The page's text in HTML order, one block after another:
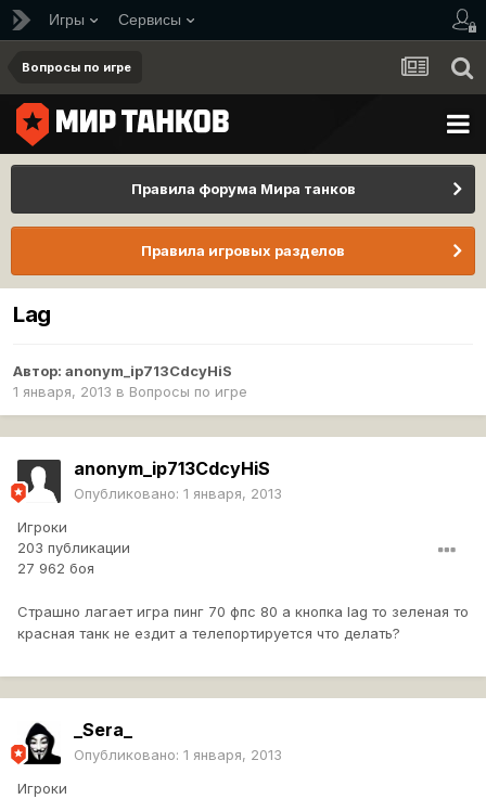
Игры Сервисы
Вопросы по игре
Правила форума Мира танков
Правила игровых разделов
Lag
Автор: anonym_ip713CdcyHiS
1 января, 2013 в Вопросы по игре
anonym_ip713CdcyHiS
Опубликовано: 1 января, 2013
Игроки
203 публикации
27 962 боя
Страшно лагает игра пинг 70 фпс 80 а кнопка lag то зеленая то
красная танк не ездит а телепортируется что делать?
_Sera_
Опубликовано: 1 января, 2013
Игроки